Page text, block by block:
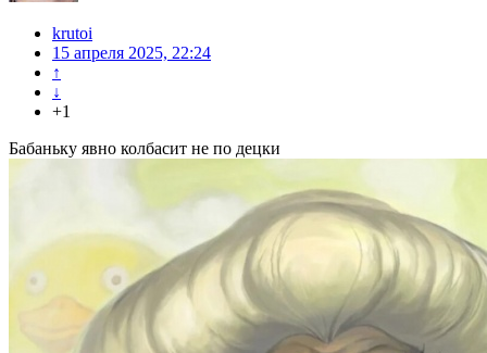
krutoi
15 апреля 2025, 22:24
↑
↓
+1
Бабаньку явно колбасит не по децки